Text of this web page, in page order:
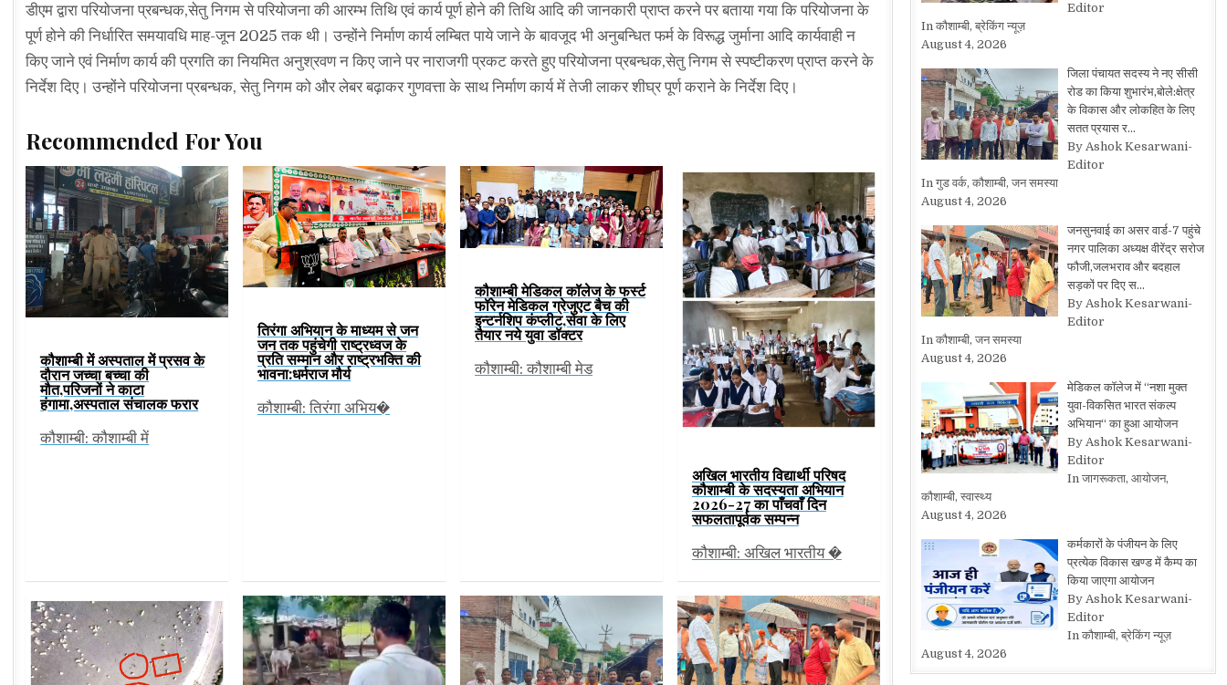
डीएम द्वारा परियोजना प्रबन्धक,सेतु निगम से परियोजना की आरम्भ तिथि एवं कार्य पूर्ण होने की तिथि आदि की जानकारी प्राप्त करने पर बताया गया कि परियोजना के
पूर्ण होने की निर्धारित समयावधि माह-जून 2025 तक थी। उन्होंने निर्माण कार्य लम्बित पाये जाने के बावजूद भी अनुबन्धित फर्म के विरूद्ध जुर्माना आदि कार्यवाही न
किए जाने एवं निर्माण कार्य की प्रगति का नियमित अनुश्रवण न किए जाने पर नाराजगी प्रकट करते हुए परियोजना प्रबन्धक,सेतु निगम से स्पष्टीकरण प्राप्त करने के
निर्देश दिए। उन्होंने परियोजना प्रबन्धक, सेतु निगम को और लेबर बढ़ाकर गुणवत्ता के साथ निर्माण कार्य में तेजी लाकर शीघ्र पूर्ण कराने के निर्देश दिए।
Recommended For You
कौशाम्बी में अस्पताल में प्रसव के
दौरान जच्चा बच्चा की
मौत,परिजनों ने काटा
हंगामा,अस्पताल संचालक फरार
कौशाम्बी: कौशाम्बी में
तिरंगा अभियान के माध्यम से जन
जन तक पहुंचेगी राष्ट्रध्वज के
प्रति सम्मान और राष्ट्रभक्ति की
भावना:धर्मराज मौर्य
कौशाम्बी: तिरंगा अभिय�
कौशाम्बी मेडिकल कॉलेज के फर्स्ट
फॉरेन मेडिकल ग्रेजुएट बैच की
इन्टर्नशिप कंप्लीट,सेवा के लिए
तैयार नये युवा डॉक्टर
कौशाम्बी: कौशाम्बी मेड
अखिल भारतीय विद्यार्थी परिषद
कौशाम्बी के सदस्यता अभियान
2026-27 का पाँचवाँ दिन
सफलतापूर्वक सम्पन्न
कौशाम्बी: अखिल भारतीय �
Editor
In कौशाम्बी, ब्रेकिंग न्यूज़
August 4, 2026
जिला पंचायत सदस्य ने नए सीसी
रोड का किया शुभारंभ,बोले:क्षेत्र
के विकास और लोकहित के लिए
सतत प्रयास र…
By Ashok Kesarwani-
Editor
In गुड वर्क, कौशाम्बी, जन समस्या
August 4, 2026
जनसुनवाई का असर वार्ड-7 पहुंचे
नगर पालिका अध्यक्ष वीरेंद्र सरोज
फौजी,जलभराव और बदहाल
सड़कों पर दिए स…
By Ashok Kesarwani-
Editor
In कौशाम्बी, जन समस्या
August 4, 2026
मेडिकल कॉलेज में “नशा मुक्त
युवा-विकसित भारत संकल्प
अभियान“ का हुआ आयोजन
By Ashok Kesarwani-
Editor
In जागरूकता, आयोजन,
कौशाम्बी, स्वास्थ्य
August 4, 2026
कर्मकारों के पंजीयन के लिए
प्रत्येक विकास खण्ड में कैम्प का
किया जाएगा आयोजन
By Ashok Kesarwani-
Editor
In कौशाम्बी, ब्रेकिंग न्यूज़
August 4, 2026